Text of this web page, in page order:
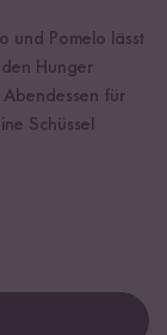
und Pomelo lässt
Hunger
für
Schüssel